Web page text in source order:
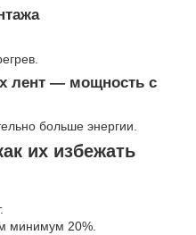
лент — мощность с
больше энергии.
их избежать
минимум 20%.